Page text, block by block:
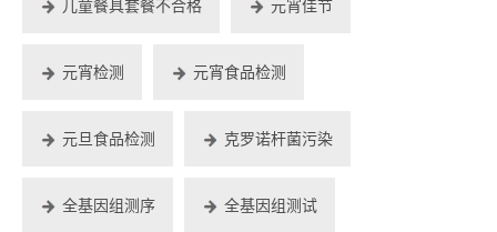
儿童餐具套餐不合格 元宵佳节
元宵检测 元宵食品检测
元旦食品检测 克罗诺杆菌污染
全基因组测序 全基因组测试